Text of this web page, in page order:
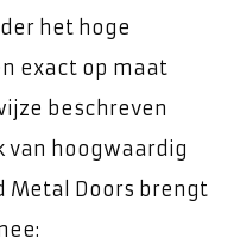
het hoge
exact op maat
beschreven
van hoogwaardig
Metal Doors brengt